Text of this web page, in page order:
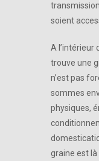
soient
A l’intérieur
trouve une
n’est pas
sommes
physiques,
graine est là